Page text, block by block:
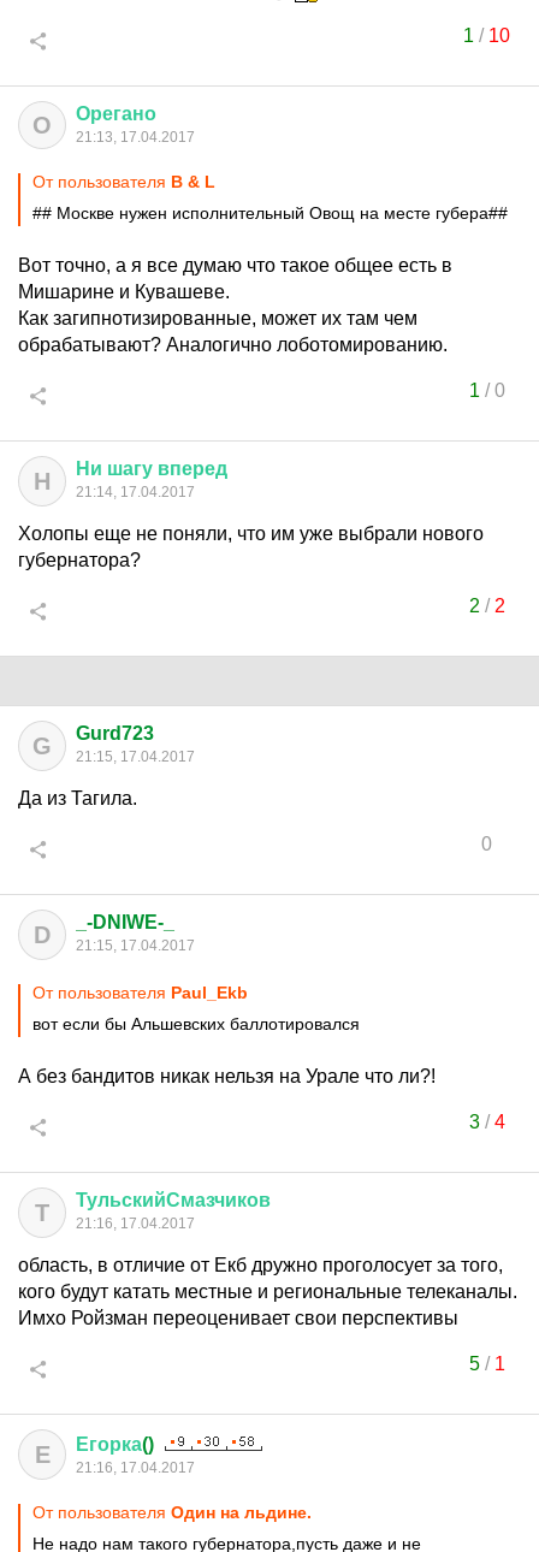
1 / 10
О Орегано
21:13, 17.04.2017
От пользователя B & L
## Москве нужен исполнительный Овощ на месте губера##
Вот точно, а я все думаю что такое общее есть в
Мишарине и Кувашеве.
Как загипнотизированные, может их там чем
обрабатывают? Аналогично лоботомированию.
1 /0
Н Ни шагу вперед
21:14, 17.04.2017
Холопы еще не поняли, что им уже выбрали нового
губернатора?
2 / 2
G Gurd723
21:15, 17.04.2017
Да из Тагила.
0
D _-DNIWE-_
21:15, 17.04.2017
От пользователя Paul_Ekb
вот если бы Альшевских баллотировался
А без бандитов никак нельзя на Урале что ли?!
3/4
Т ТульскийСмазчиков
21:16, 17.04.2017
область, в отличие от Екб дружно проголосует за того,
кого будут катать местные и региональные телеканалы.
Имхо Ройзман переоценивает свои перспективы
5/ 1
Е Егорка()
21:16, 17.04.2017
От пользователя Один на льдине.
Не надо нам такого губернатора,пусть даже и не